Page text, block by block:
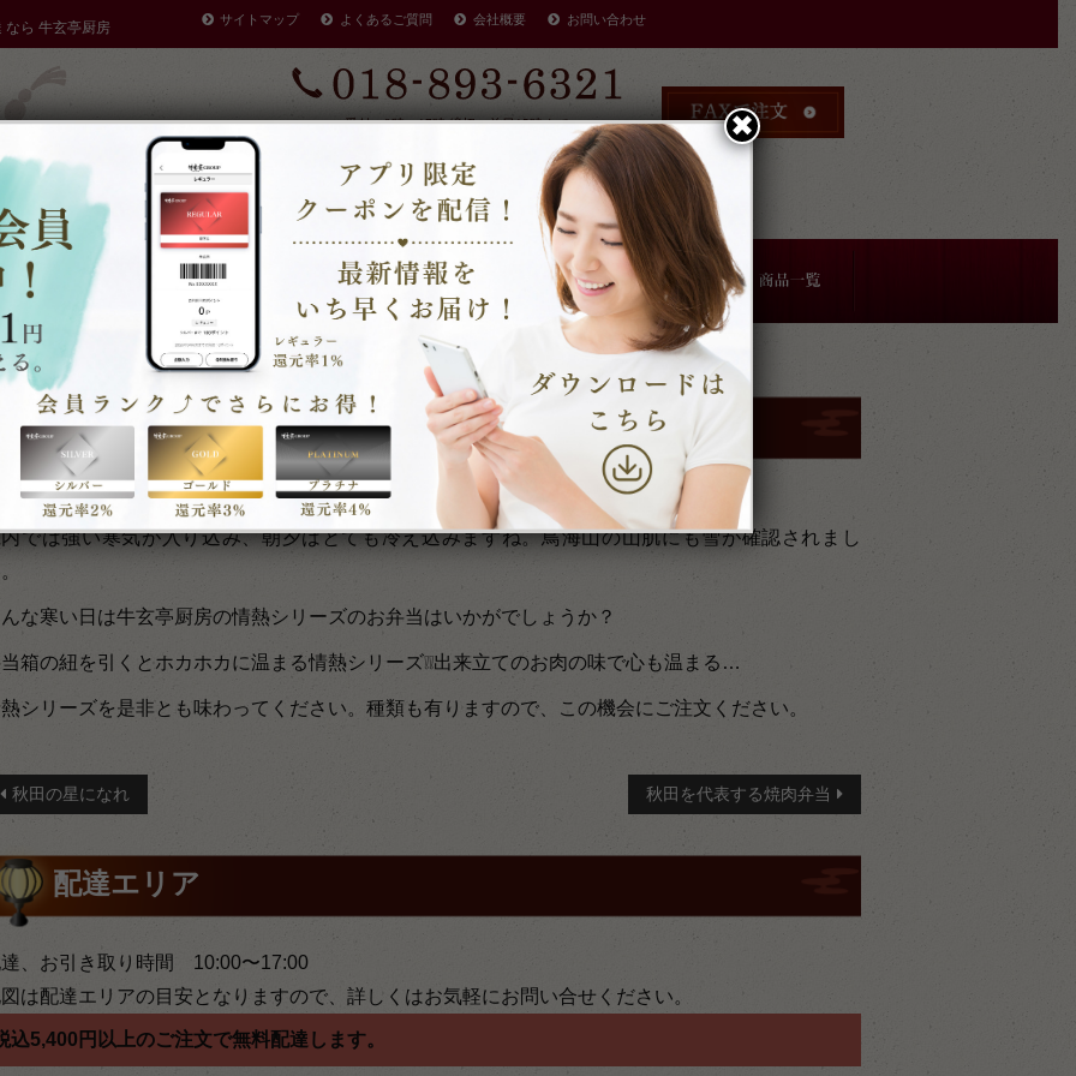
なら 牛玄亭厨房
サイトマップ よくあるご質問 会社概要 お問い合わせ
受付：9時～17時 締切：前日15時まで
ケータリングやその他のご予約により
早く店を閉める場合があります。
注文方法 商品一覧
心も温まるお弁当
市で仕出し・弁当・オードブル宅配弁当、テイクアウト弁当の牛玄亭厨房です。
では強い寒気が入り込み、朝夕はとても冷え込みますね。鳥海山の山肌にも雪が確認されまし
な寒い日は牛玄亭厨房の情熱シリーズのお弁当はいかがでしょうか？
箱の紐を引くとホカホカに温まる情熱シリーズ❕❕出来立てのお肉の味で心も温まる…
シリーズを是非とも味わってください。種類も有りますので、この機会にご注文ください。
秋田の星になれ 秋田を代表する焼肉弁当
配達エリア
、お引き取り時間 10:00〜17:00
は配達エリアの目安となりますので、詳しくはお気軽にお問い合せください。
込5,400円以上のご注文で無料配達します。
✖︎